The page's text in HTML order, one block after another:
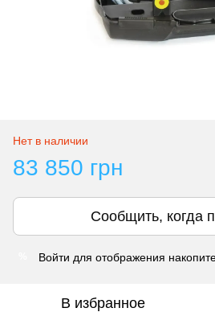
Нет в наличии
83 850 грн
Сообщить, когда
Войти для отображения
В избранное